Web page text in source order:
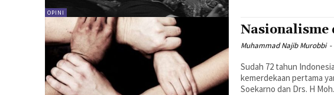
OPINI
Nasionalisme
Muhammad Najib Murobbi -
Sudah 72 tahun
kemerdekaan pertama
Soekarno dan Drs. H